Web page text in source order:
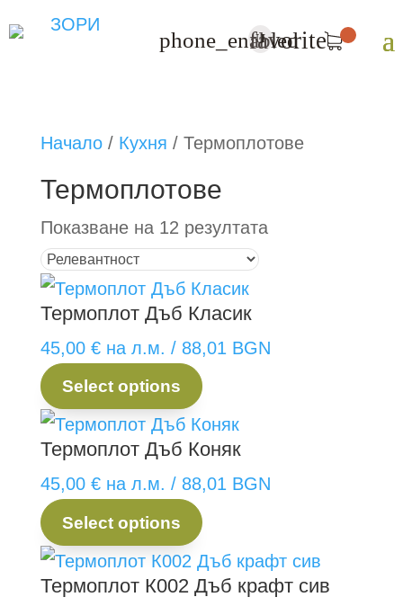
phone_enabled
favorite
U
Начало/ Кухня / Термоплотове
Термоплотове
Показване на 12 резултата
Термоплот Дъб Класик
45,00 €на л.м. / 88,01 BGN
Select options
Термоплот Дъб Коняк
45,00 €на л.м. / 88,01 BGN
Select options
Термоплот К002 Дъб крафт сив